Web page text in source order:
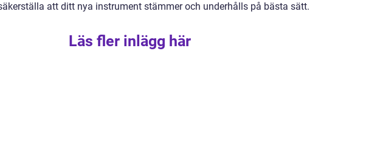
att ditt nya instrument stämmer och underhålls på bästa sätt.
Läs fler inlägg här